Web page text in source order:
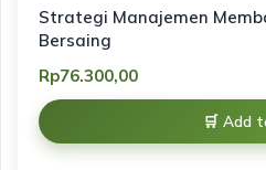
Strategi Manajemen
Bersaing
Rp76.300,00
Add